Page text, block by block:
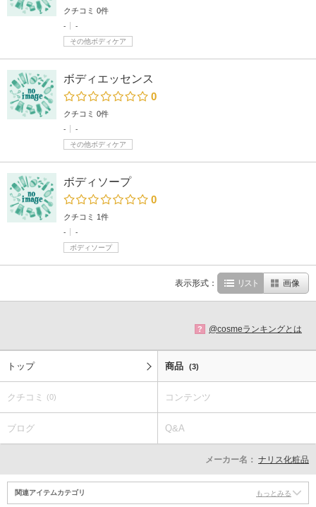
クチコミ 0件
-
-
その他ボディケア
ボディエッセンス
0
クチコミ 0件
-
-
その他ボディケア
ボディソープ
0
クチコミ 1件
-
-
ボディソープ
表示形式： リスト 画像
? @cosmeランキングとは
トップ 商品 (3)
クチコミ (0) コンテンツ
ブログ Q&A
メーカー名： ナリス化粧品
関連アイテムカテゴリ もっとみる